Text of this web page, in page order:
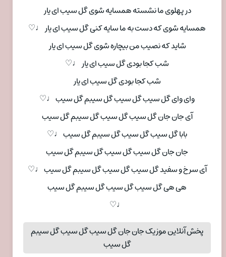
در پهلوی ما نشسته همسایه شوی گل سیب ای یار
همسایه شوی که دست به ما سایه کنی گل سیب ای یار ♩♡
شاید که نصیب من بیچاره شوی گل سیب ای یار
شب کجا بودی گل سیب ای یار ♩♡
شب کجا بودی گل سیب ای یار
وای وای گل سیب گل سیب گل سیبم گل سیب ♩♡
آی جان جان گل سیب گل سیب گل سیبم گل سیب
بابا گل سیب گل سیب گل سیبم گل سیب ♩♡
جان جان گل سیب گل سیب گل سیبم گل سیب
آی سرخ و سفید گل سیب گل سیب گل سیبم گل سیب ♩♡
هی هی گل سیب گل سیب گل سیبم گل سیب
♩♡
پخش آنلاین موزیک جان جان گل سیب گل سیب گل سیبم
گل سیب